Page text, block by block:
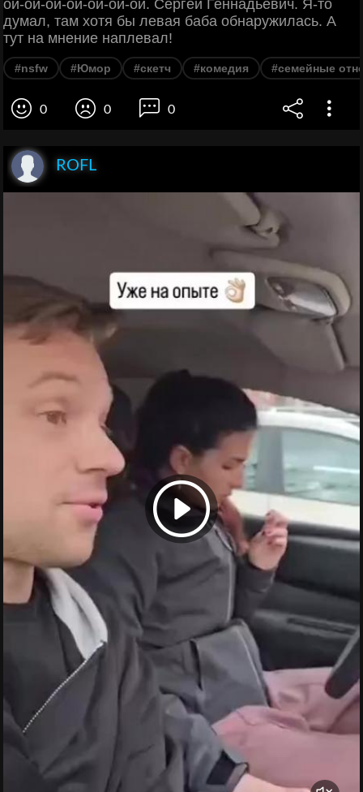
ой-ой-ой-ой-ой-ой-ой. Сергей Геннадьевич. Я-то
думал, там хотя бы левая баба обнаружилась. А
тут на мнение наплевал!
#nsfw #Юмор #скетч #комедия #семейные
0 0 0
ROFL